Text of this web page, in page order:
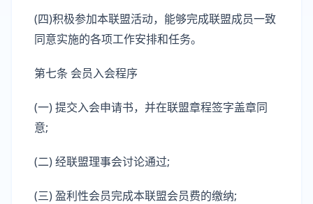
(四)积极参加本联盟活动，能够完成联盟成员一致
同意实施的各项工作安排和任务。
第七条 会员入会程序
(一) 提交入会申请书，并在联盟章程签字盖章同
意;
(二) 经联盟理事会讨论通过;
(三) 盈利性会员完成本联盟会员费的缴纳;